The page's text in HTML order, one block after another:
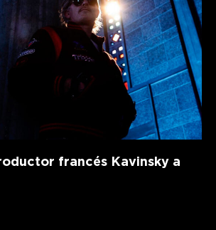
francés Kavinsky a